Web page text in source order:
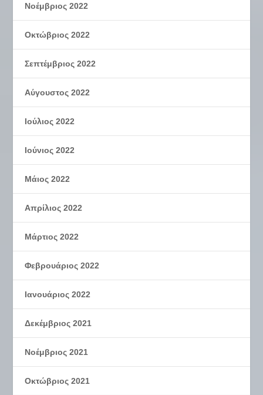
Νοέμβριος 2022
Οκτώβριος 2022
Σεπτέμβριος 2022
Αύγουστος 2022
Ιούλιος 2022
Ιούνιος 2022
Μάιος 2022
Απρίλιος 2022
Μάρτιος 2022
Φεβρουάριος 2022
Ιανουάριος 2022
Δεκέμβριος 2021
Νοέμβριος 2021
Οκτώβριος 2021